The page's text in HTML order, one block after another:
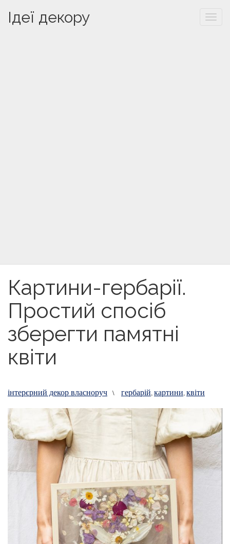
Ідеї декору
Картини-гербарії.
Простий спосіб
зберегти памятні
квіти
інтерєрний декор власноруч \ гербарій,картини,квіти